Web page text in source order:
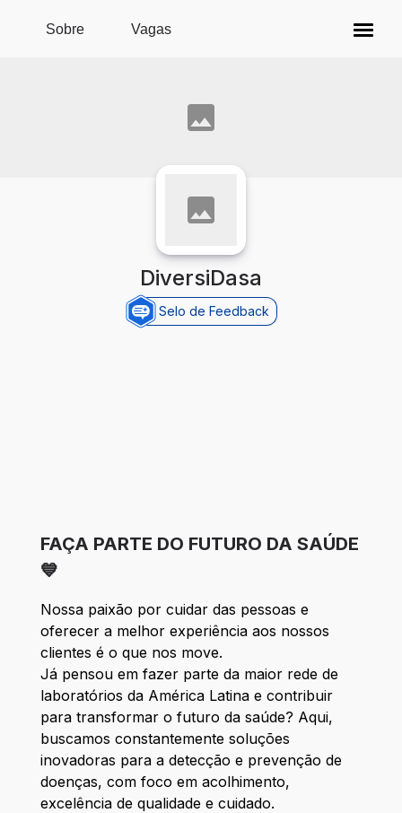
Pular para o conteúdo principal
Sobre Vagas
DiversiDasa
Selo de Feedback
FAÇA PARTE DO FUTURO DA SAÚDE
💙
Nossa paixão por cuidar das pessoas e
oferecer a melhor experiência aos nossos
clientes é o que nos move.
Já pensou em fazer parte da maior rede de
laboratórios da América Latina e contribuir
para transformar o futuro da saúde? Aqui,
buscamos constantemente soluções
inovadoras para a detecção e prevenção de
doenças, com foco em acolhimento,
excelência de qualidade e cuidado.